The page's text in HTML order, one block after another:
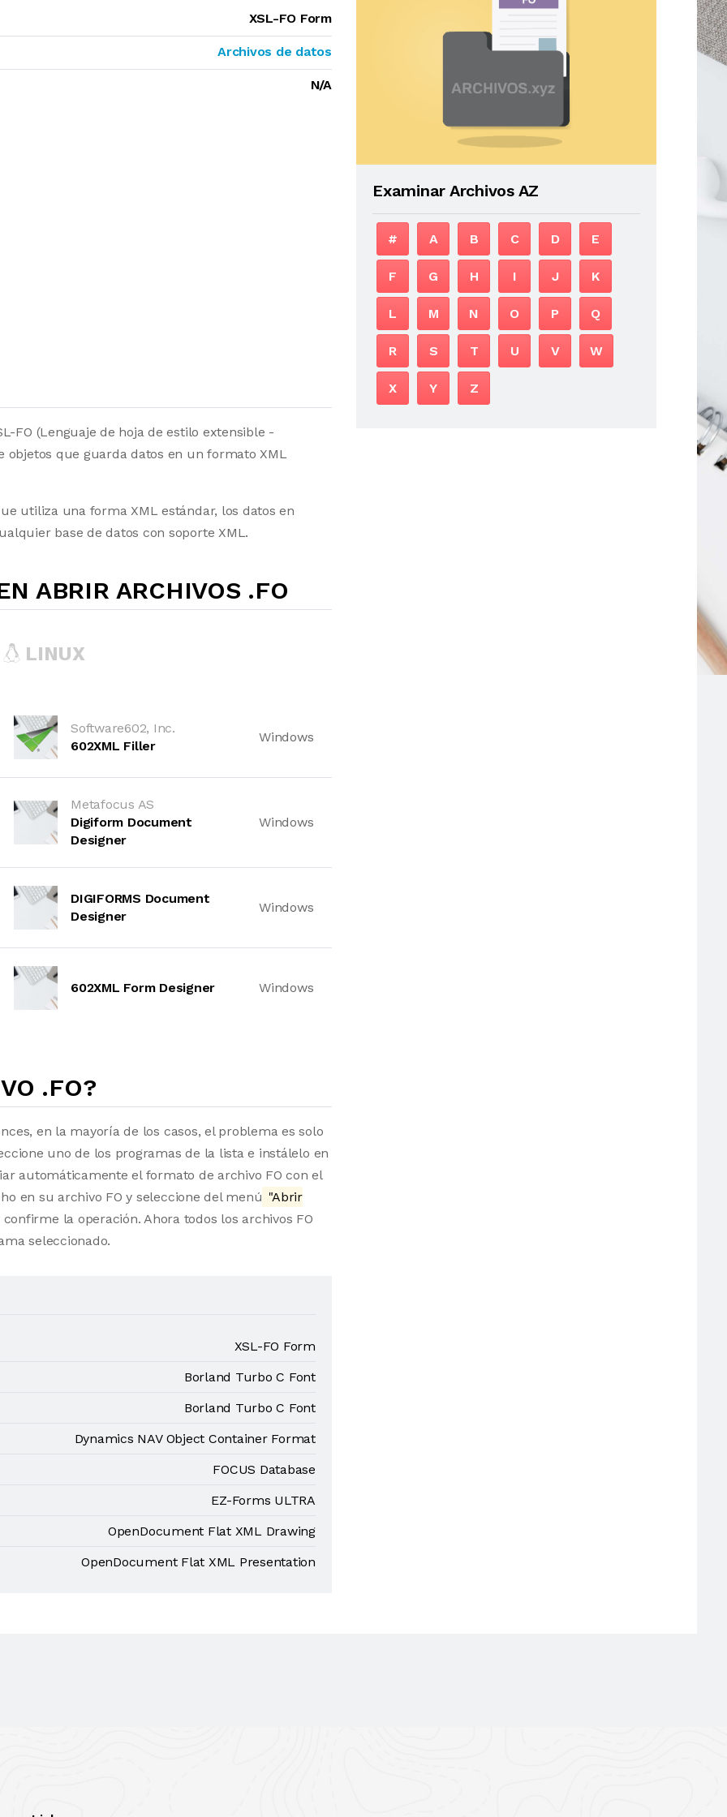
XSL-FO Form
Archivos de datos
N/A
FO (Lenguaje de hoja de estilo extensible -
objetos que guarda datos en un formato XML
utiliza una forma XML estándar, los datos en
base de datos con soporte XML.
ABRIR ARCHIVOS .FO
LINUX
Software602, Inc.
602XML Filler
Windows
Metafocus AS
Digiform Document
Designer
Windows
DIGIFORMS Document
Designer
Windows
602XML Form Designer Windows
.FO?
en la mayoría de los casos, el problema es solo
uno de los programas de la lista e instálelo en
automáticamente el formato de archivo FO con el
en su archivo FO y seleccione del menú "Abrir
la operación. Ahora todos los archivos FO
seleccionado.
XSL-FO Form
Borland Turbo C Font
Borland Turbo C Font
Dynamics NAV Object Container Format
FOCUS Database
EZ-Forms ULTRA
OpenDocument Flat XML Drawing
OpenDocument Flat XML Presentation
Examinar Archivos AZ
# A B C D E
F G H I J K
L M N O P Q
R S T U V W
X Y Z